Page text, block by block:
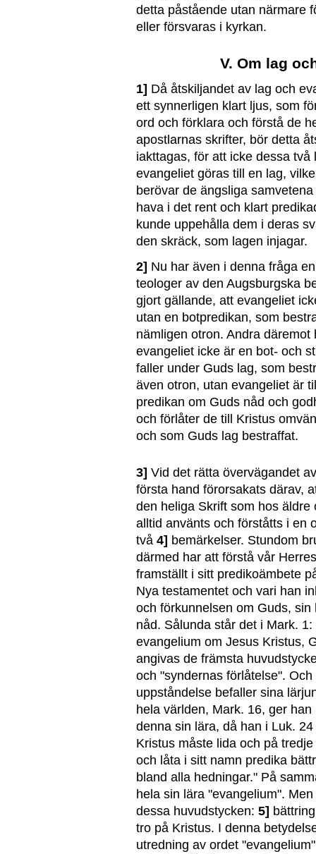
detta påstående utan närmare
eller försvaras i kyrkan.
V. Om lag
1] Då åtskiljandet av lag och
ett synnerligen klart ljus, som
ord och förklara och förstå de
apostlarnas skrifter, bör detta
iakttagas, för att icke dessa
evangeliet göras till en lag,
berövar de ängsliga
hava i det rent och klart
kunde uppehålla dem i deras
den skräck, som lagen injagar.
2] Nu har även i denna fråga
teologer av den Augsburgska
gjort gällande, att evangeliet
utan en botpredikan, som
nämligen otron. Andra
evangeliet icke är en bot- och
faller under Guds lag, som
även otron, utan evangeliet är
predikan om Guds nåd och
och förlåter de till Kristus
och som Guds lag bestraffat.
3] Vid det rätta övervägandet
första hand förorsakats därav,
den heliga Skrift som hos
alltid använts och förståtts i en
två 4] bemärkelser. Stundom
därmed har att förstå vår
framställt i sitt predikoämbete
Nya testamentet och vari han
och förkunnelsen om Guds,
nåd. Sålunda står det i Mark.
evangelium om Jesus Kristus,
angivas de främsta
och "syndernas förlåtelse".
uppståndelse befaller sina
hela världen, Mark. 16, ger
denna sin lära, då han i Luk.
Kristus måste lida och på
och låta i sitt namn predika
bland alla hedningar." På
hela sin lära "evangelium".
dessa huvudstycken: 5]
tro på Kristus. I denna
utredning av ordet